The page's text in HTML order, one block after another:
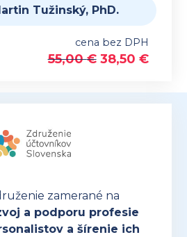
Tužinský, PhD.
cena bez DPH
55,00€ 38,50 €
zamerané na
a podporu profesie
a šírenie ich